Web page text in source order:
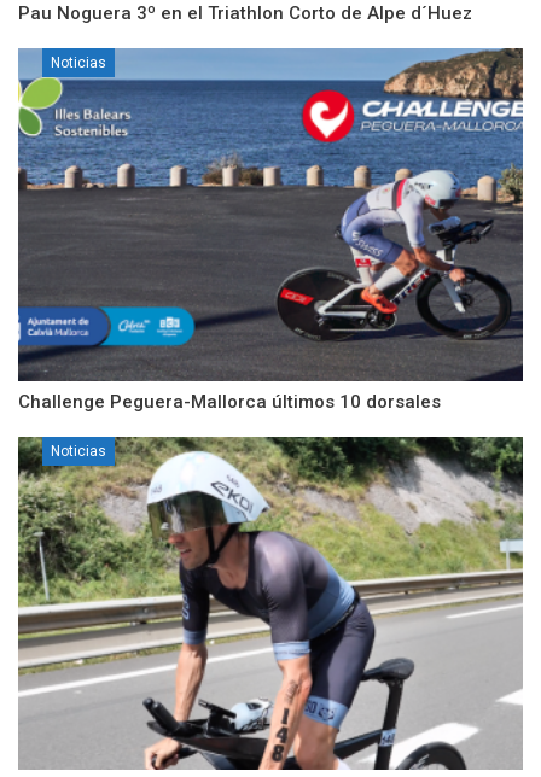
Pau Noguera 3º en el Triathlon Corto de Alpe d´Huez
Noticias
Challenge Peguera-Mallorca últimos 10 dorsales
Noticias